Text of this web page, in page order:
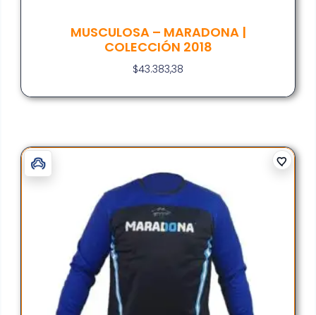
MUSCULOSA – MARADONA |
COLECCIÓN 2018
$43.383,38